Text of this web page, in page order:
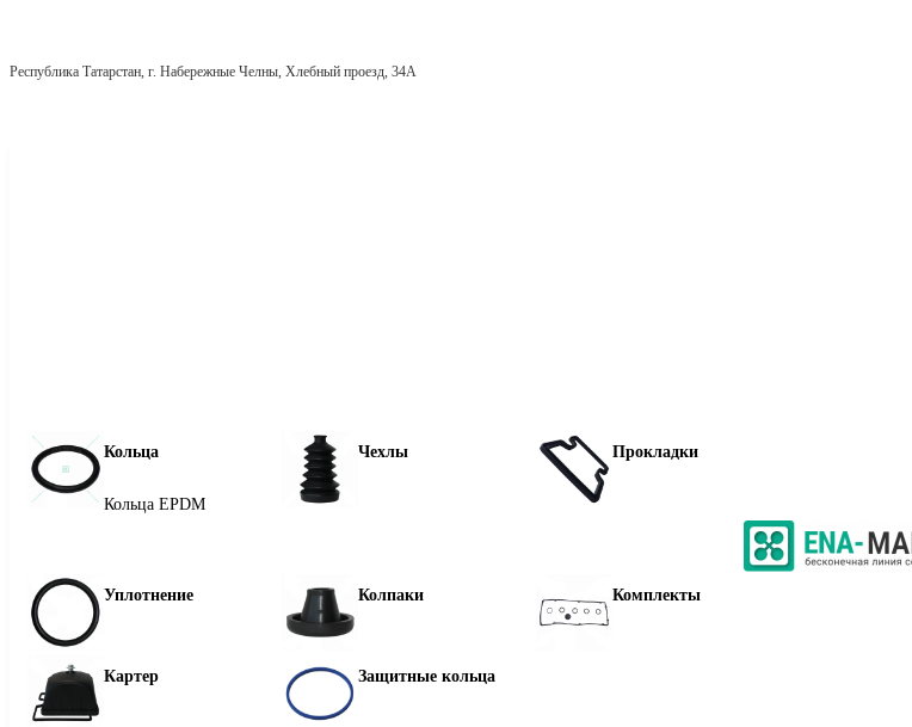
Республика Татарстан, г. Набережные Челны, Хлебный проезд, 34А
Кольца
Кольца EPDM
Чехлы Прокладки
Уплотнение Колпаки Комплекты
Картер Защитные кольца